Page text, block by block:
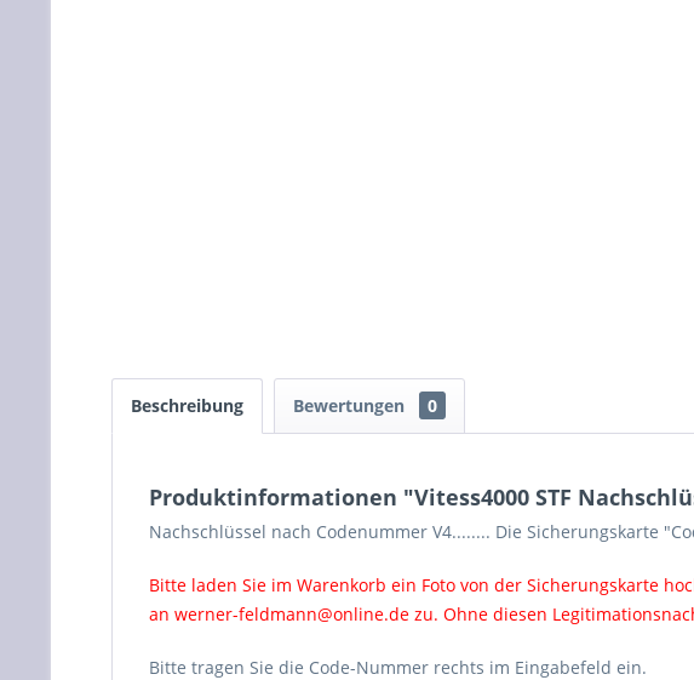
Beschreibung Bewertungen 0
Produktinformationen "Vitess4000 STF
Nachschlüssel nach Codenummer V4........ Die Sicherungskarte
Bitte laden Sie im Warenkorb ein Foto von der Sicherungskarte
an werner-feldmann@online.de zu. Ohne diesen
Bitte tragen Sie die Code-Nummer rechts im Eingabefeld ein.